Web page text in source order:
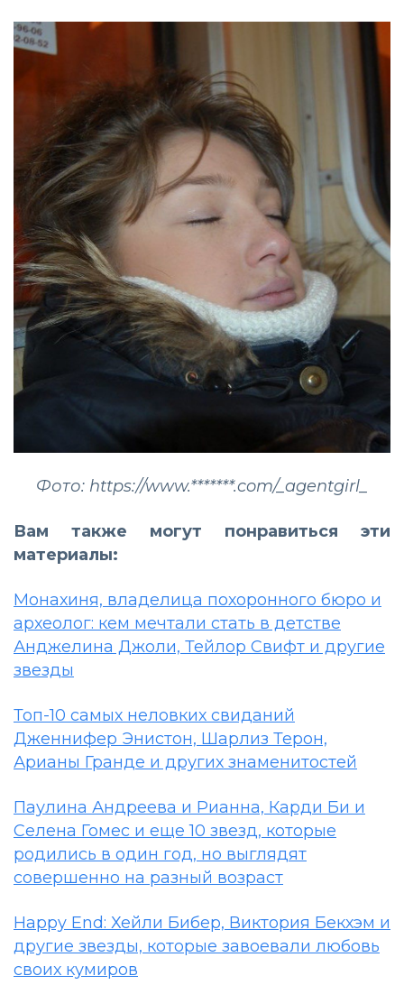
Фото: https://www.*******.com/_agentgirl_
Вам также могут понравиться эти
материалы:
Монахиня, владелица похоронного бюро и
археолог: кем мечтали стать в детстве
Анджелина Джоли, Тейлор Свифт и другие
звезды
Топ-10 самых неловких свиданий
Дженнифер Энистон, Шарлиз Терон,
Арианы Гранде и других знаменитостей
Паулина Андреева и Рианна, Карди Би и
Селена Гомес и еще 10 звезд, которые
родились в один год, но выглядят
совершенно на разный возраст
Happy End: Хейли Бибер, Виктория Бекхэм и
другие звезды, которые завоевали любовь
своих кумиров